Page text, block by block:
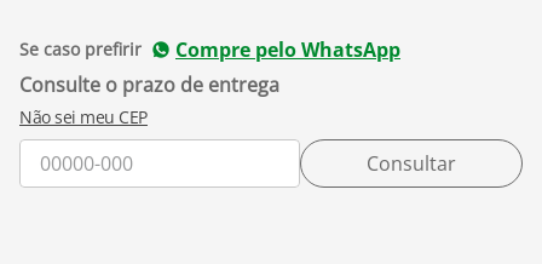
Se caso prefirir Compre pelo WhatsApp
Não sei meu CEP